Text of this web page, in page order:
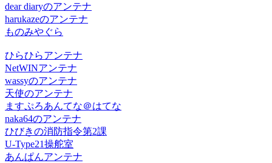
dear diaryのアンテナ
harukazeのアンテナ
ものみやぐら
ひらひらアンテナ
NetWINアンテナ
wassyのアンテナ
天使のアンテナ
ますぷろあんてな＠はてな
naka64のアンテナ
ひびきの消防指令第2課
U-Type21操舵室
あんぱんアンテナ